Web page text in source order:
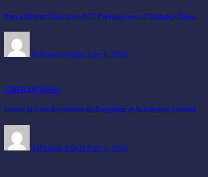
Nuevo Monitor ViewSonic de 27 Pulgadas para el Trabajo y Hogar
Sebastian Sipión Ago 5, 2026
EMPRESARIAL
Conoce la Gran Revolución del Packaging en la Industria Peruana
Sebastian Sipión Ago 5, 2026